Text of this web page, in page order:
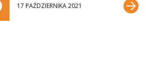
17 PAŹDZIERNIKA 2021